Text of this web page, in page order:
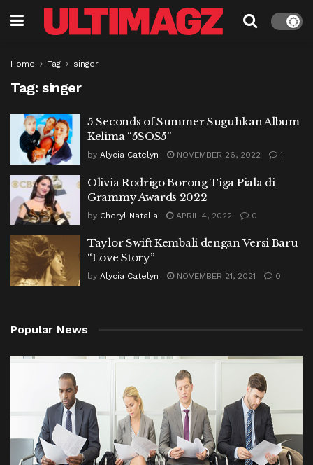
Home Tag singer
Tag: singer
5 Seconds of Summer Suguhkan Album
Kelima “5SOS5”
by Alycia Catelyn NOVEMBER 26, 2022 1
Olivia Rodrigo Borong Tiga Piala di
Grammy Awards 2022
by Cheryl Natalia APRIL 4, 2022 0
Taylor Swift Kembali dengan Versi Baru
“Love Story”
by Alycia Catelyn NOVEMBER 21, 2021 0
Popular News